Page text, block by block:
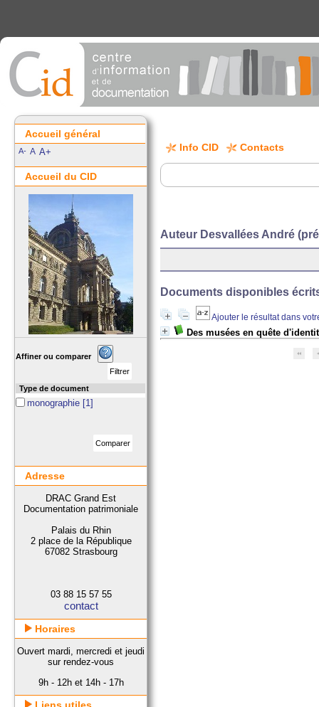
Info CID Contacts
Auteur Desvallées André
Documents disponibles
Ajouter le résultat dans
Des musées en quête
Accueil général
A- A A+
Accueil du CID
Affiner ou comparer
Type de document
monographie [1]
Adresse
DRAC Grand Est
Documentation patrimoniale
Palais du Rhin
2 place de la République
67082 Strasbourg
03 88 15 57 55
contact
Horaires
Ouvert mardi, mercredi et jeudi
sur rendez-vous
9h - 12h et 14h - 17h